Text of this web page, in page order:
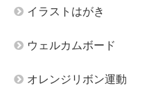
イラストはがき
ウェルカムボード
オレンジリボン運動